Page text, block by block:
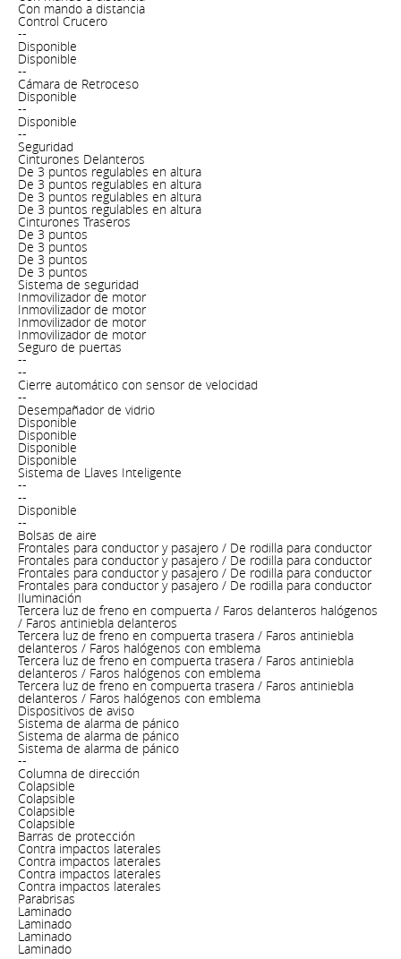
Con mando a distancia
Control Crucero
--
Disponible
Disponible
--
Cámara de Retroceso
Disponible
--
Disponible
--
Seguridad
Cinturones Delanteros
De 3 puntos regulables en altura
De 3 puntos regulables en altura
De 3 puntos regulables en altura
De 3 puntos regulables en altura
Cinturones Traseros
De 3 puntos
De 3 puntos
De 3 puntos
De 3 puntos
Sistema de seguridad
Inmovilizador de motor
Inmovilizador de motor
Inmovilizador de motor
Inmovilizador de motor
Seguro de puertas
--
--
Cierre automático con sensor de velocidad
--
Desempañador de vidrio
Disponible
Disponible
Disponible
Disponible
Sistema de Llaves Inteligente
--
--
Disponible
--
Bolsas de aire
Frontales para conductor y pasajero / De rodilla para conductor
Frontales para conductor y pasajero / De rodilla para conductor
Frontales para conductor y pasajero / De rodilla para conductor
Frontales para conductor y pasajero / De rodilla para conductor
Iluminación
Tercera luz de freno en compuerta / Faros delanteros halógenos
/ Faros antiniebla delanteros
Tercera luz de freno en compuerta trasera / Faros antiniebla
delanteros / Faros halógenos con emblema
Tercera luz de freno en compuerta trasera / Faros antiniebla
delanteros / Faros halógenos con emblema
Tercera luz de freno en compuerta trasera / Faros antiniebla
delanteros / Faros halógenos con emblema
Dispositivos de aviso
Sistema de alarma de pánico
Sistema de alarma de pánico
Sistema de alarma de pánico
--
Columna de dirección
Colapsible
Colapsible
Colapsible
Colapsible
Barras de protección
Contra impactos laterales
Contra impactos laterales
Contra impactos laterales
Contra impactos laterales
Parabrisas
Laminado
Laminado
Laminado
Laminado